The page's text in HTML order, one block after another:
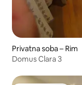
Privatna soba – Rim
Domus Clara 3